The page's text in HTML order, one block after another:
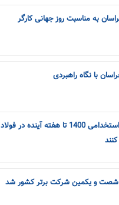
به مناسبت روز جهانی کارگر
با نگاه راهبردی
پذیرفته شدگان آزمون استخدامی 1400 تا هفته آینده در فولاد
شصت و یکمین شرکت برتر کشور شد